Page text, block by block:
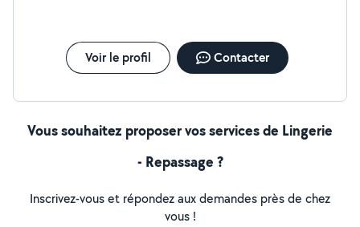
Voir le profil Contacter
Vous souhaitez proposer vos services de Lingerie
- Repassage ?
Inscrivez-vous et répondez aux demandes près de chez
vous !